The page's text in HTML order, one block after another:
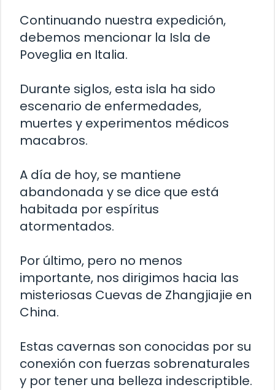
Continuando nuestra expedición,
debemos mencionar la Isla de
Poveglia en Italia.
Durante siglos, esta isla ha sido
escenario de enfermedades,
muertes y experimentos médicos
macabros.
A día de hoy, se mantiene
abandonada y se dice que está
habitada por espíritus
atormentados.
Por último, pero no menos
importante, nos dirigimos hacia las
misteriosas Cuevas de Zhangjiajie en
China.
Estas cavernas son conocidas por su
conexión con fuerzas sobrenaturales
y por tener una belleza indescriptible.